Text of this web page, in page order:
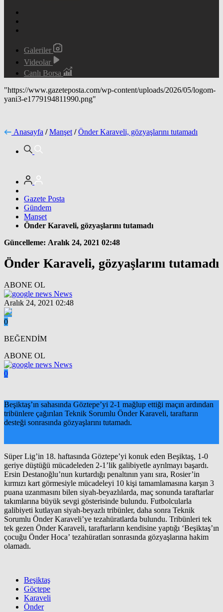
Galeriler
Videolar
Canlı Borsa
"https://www.gazeteposta.com/wp-content/uploads/2026/05/logom-
yani3-e1779194811990.png"
Anasayfa / Manşet / Önder Karaveli, gözyaşlarını tutamadı
Gazete Posta
Gündem
Manşet
Önder Karaveli, gözyaşlarını tutamadı
Güncelleme: Aralık 24, 2021 02:48
Önder Karaveli, gözyaşlarını tutamadı
ABONE OL
News
Aralık 24, 2021 02:48
0
BEĞENDİM
ABONE OL
News
0
Beşiktaş’ın sahasında Göztepe’yi 2-1 mağlup ettiği maçın ardından
tribünlere çağırılan Teknik Sorumlu Önder Karaveli, taraftarın
desteği sonrasında gözyaşlarını tutamadı.
Süper Lig’in 18. haftasında Göztepe’yi konuk eden Beşiktaş, 1-0
geriye düştüğü mücadeleden 2-1’lik galibiyetle ayrılmayı başardı.
Ersin Destanoğlu’nun kurtardığı penaltının yanı sıra, Rosier’in
kırmızı kart görmesiyle mücadeleyi 10 kişi tamamlamasına karşın 3
puana uzanmasını bilen siyah-beyazlılarda, maç sonunda taraftarlar
takımlarına büyük sevgi gösterisinde bulundu. Futbolcularla
galibiyeti kutlayan siyah-beyazlı tribünler, daha sonra Teknik
Sorumlu Önder Karaveli’ye tezahüratlarda bulundu. Tribünleri tek
tek gezen Önder Karaveli, taraftarların kendisine yaptığı ‘Beşiktaş’ın
çocuğu Önder Hoca’ tezahüratları sonrasında gözyaşlarına hakim
olamadı.
Beşiktaş
Göçtepe
Karaveli
Önder